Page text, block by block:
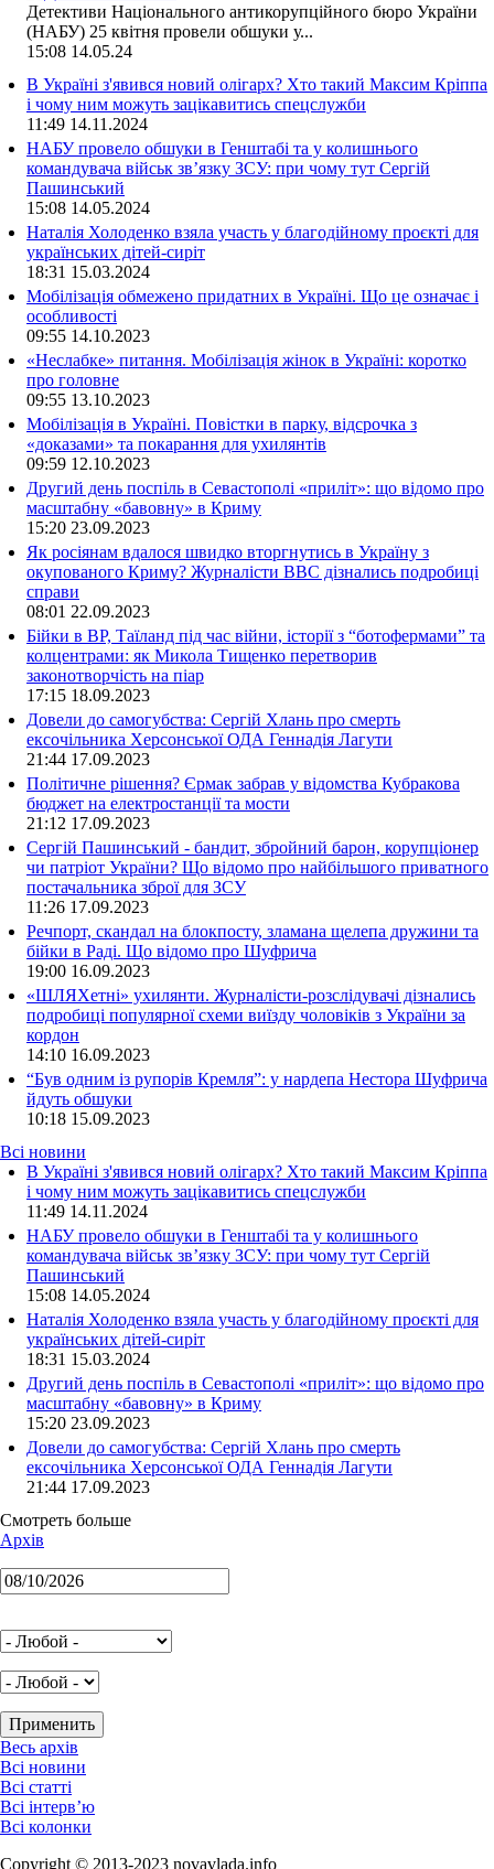
Детективи Національного антикорупційного бюро України
(НАБУ) 25 квітня провели обшуки у...
15:08 14.05.24
В Україні з'явився новий олігарх? Хто такий Максим Кріппа
і чому ним можуть зацікавитись спецслужби
11:49 14.11.2024
НАБУ провело обшуки в Генштабі та у колишнього
командувача військ зв’язку ЗСУ: при чому тут Сергій
Пашинський
15:08 14.05.2024
Наталія Холоденко взяла участь у благодійному проєкті для
українських дітей-сиріт
18:31 15.03.2024
Мобілізація обмежено придатних в Україні. Що це означає і
особливості
09:55 14.10.2023
«Неслабке» питання. Мобілізація жінок в Україні: коротко
про головне
09:55 13.10.2023
Мобілізація в Україні. Повістки в парку, відсрочка з
«доказами» та покарання для ухилянтів
09:59 12.10.2023
Другий день поспіль в Севастополі «приліт»: що відомо про
масштабну «бавовну» в Криму
15:20 23.09.2023
Як росіянам вдалося швидко вторгнутись в Україну з
окупованого Криму? Журналісти ВВС дізнались подробиці
справи
08:01 22.09.2023
Бійки в ВР, Таїланд під час війни, історії з “ботофермами” та
колцентрами: як Микола Тищенко перетворив
законотворчість на піар
17:15 18.09.2023
Довели до самогубства: Сергій Хлань про смерть
ексочільника Херсонської ОДА Геннадія Лагути
21:44 17.09.2023
Політичне рішення? Єрмак забрав у відомства Кубракова
бюджет на електростанції та мости
21:12 17.09.2023
Сергій Пашинський - бандит, збройний барон, корупціонер
чи патріот України? Що відомо про найбільшого приватного
постачальника зброї для ЗСУ
11:26 17.09.2023
Речпорт, скандал на блокпосту, зламана щелепа дружини та
бійки в Раді. Що відомо про Шуфрича
19:00 16.09.2023
«ШЛЯХетні» ухилянти. Журналісти-розслідувачі дізнались
подробиці популярної схеми виїзду чоловіків з України за
кордон
14:10 16.09.2023
“Був одним із рупорів Кремля”: у нардепа Нестора Шуфрича
йдуть обшуки
10:18 15.09.2023
Всі новини
В Україні з'явився новий олігарх? Хто такий Максим Кріппа
і чому ним можуть зацікавитись спецслужби
11:49 14.11.2024
НАБУ провело обшуки в Генштабі та у колишнього
командувача військ зв’язку ЗСУ: при чому тут Сергій
Пашинський
15:08 14.05.2024
Наталія Холоденко взяла участь у благодійному проєкті для
українських дітей-сиріт
18:31 15.03.2024
Другий день поспіль в Севастополі «приліт»: що відомо про
масштабну «бавовну» в Криму
15:20 23.09.2023
Довели до самогубства: Сергій Хлань про смерть
ексочільника Херсонської ОДА Геннадія Лагути
21:44 17.09.2023
Смотреть больше
Архів
Весь архів
Всі новини
Всі статті
Всі інтерв’ю
Всі колонки
Copyright © 2013-2023 novavlada.info